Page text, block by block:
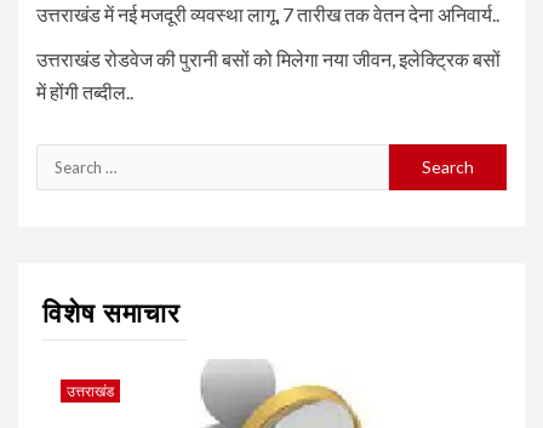
उत्तराखंड में नई मजदूरी व्यवस्था लागू, 7 तारीख तक वेतन देना अनिवार्य..
उत्तराखंड रोडवेज की पुरानी बसों को मिलेगा नया जीवन, इलेक्ट्रिक बसों
में होंगी तब्दील..
Search
for:
विशेष समाचार
उत्तराखंड